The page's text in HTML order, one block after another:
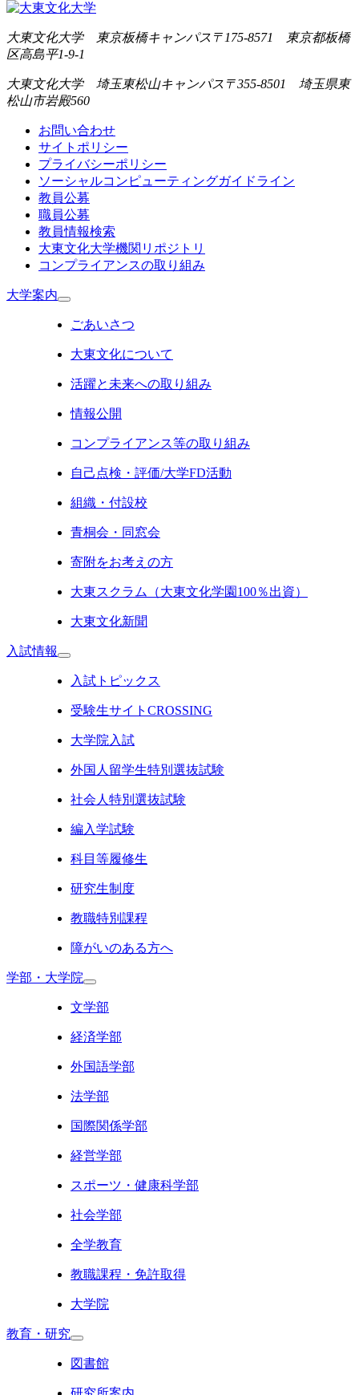
大東文化大学 東京板橋キャンパス 〒175-8571 東京都板橋
区高島平1-9-1
大東文化大学 埼玉東松山キャンパス 〒355-8501 埼玉県東
松山市岩殿560
お問い合わせ
サイトポリシー
プライバシーポリシー
ソーシャルコンピューティングガイドライン
教員公募
職員公募
教員情報検索
大東文化大学機関リポジトリ
コンプライアンスの取り組み
大学案内
ごあいさつ
大東文化について
活躍と未来への取り組み
情報公開
コンプライアンス等の取り組み
自己点検・評価/大学FD活動
組織・付設校
青桐会・同窓会
寄附をお考えの方
大東スクラム（大東文化学園100％出資）
大東文化新聞
入試情報
入試トピックス
受験生サイトCROSSING
大学院入試
外国人留学生特別選抜試験
社会人特別選抜試験
編入学試験
科目等履修生
研究生制度
教職特別課程
障がいのある方へ
学部・大学院
文学部
経済学部
外国語学部
法学部
国際関係学部
経営学部
スポーツ・健康科学部
社会学部
全学教育
教職課程・免許取得
大学院
教育・研究
図書館